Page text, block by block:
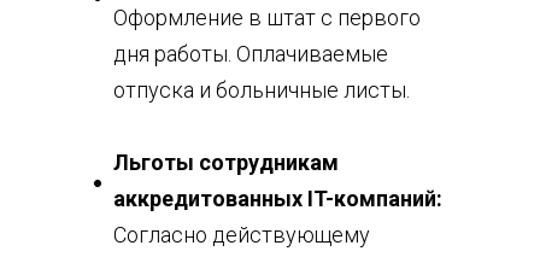
Оформление в штат с первого
дня работы. Оплачиваемые
отпуска и больничные листы.
Льготы сотрудникам
аккредитованных IT-компаний:
Согласно действующему